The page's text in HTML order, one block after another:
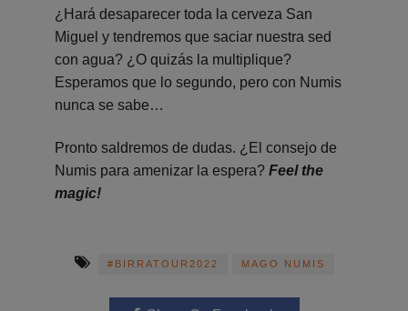
¿Hará desaparecer toda la cerveza San
Miguel y tendremos que saciar nuestra sed
con agua? ¿O quizás la multiplique?
Esperamos que lo segundo, pero con Numis
nunca se sabe…
Pronto saldremos de dudas. ¿El consejo de
Numis para amenizar la espera? Feel the
magic!
#BIRRATOUR2022 MAGO NUMIS